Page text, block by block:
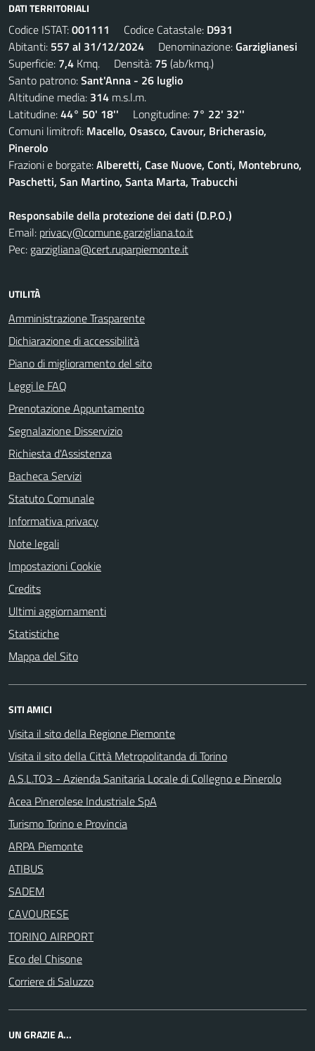
DATI TERRITORIALI
Codice ISTAT:001111 Codice Catastale: D931
Abitanti: 557 al 31/12/2024 Denominazione:Garziglianesi
Superficie: 7,4 Kmq. Densità: 75 (ab/kmq.)
Santo patrono:Sant'Anna - 26 luglio
Altitudine media: 314 m.s.l.m.
Latitudine:44° 50' 18'' Longitudine: 7° 22' 32''
Comuni limitrofi: Macello, Osasco, Cavour, Bricherasio,
Pinerolo
Frazioni e borgate:Alberetti, Case Nuove, Conti, Montebruno,
Paschetti, San Martino, Santa Marta, Trabucchi
Responsabile della protezione dei dati (D.P.O.)
Email: privacy@comune.garzigliana.to.it
Pec: garzigliana@cert.ruparpiemonte.it
UTILITÀ
Amministrazione Trasparente
Dichiarazione di accessibilità
Piano di miglioramento del sito
Leggi le FAQ
Prenotazione Appuntamento
Segnalazione Disservizio
Richiesta d'Assistenza
Bacheca Servizi
Statuto Comunale
Informativa privacy
Note legali
Impostazioni Cookie
Credits
Ultimi aggiornamenti
Statistiche
Mappa del Sito
SITI AMICI
Visita il sito della Regione Piemonte
Visita il sito della Città Metropolitanda di Torino
A.S.L.TO3 - Azienda Sanitaria Locale di Collegno e Pinerolo
Acea Pinerolese Industriale SpA
Turismo Torino e Provincia
ARPA Piemonte
ATIBUS
SADEM
CAVOURESE
TORINO AIRPORT
Eco del Chisone
Corriere di Saluzzo
UN GRAZIE A...